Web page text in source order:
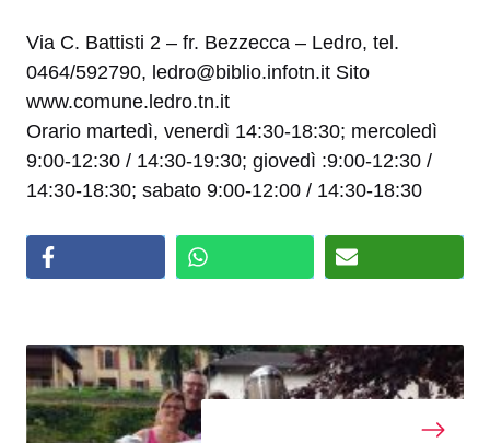
Via C. Battisti 2 – fr. Bezzecca – Ledro, tel.
0464/592790, ledro@biblio.infotn.it Sito
www.comune.ledro.tn.it
Orario martedì, venerdì 14:30-18:30; mercoledì
9:00-12:30 / 14:30-19:30; giovedì :9:00-12:30 /
14:30-18:30; sabato 9:00-12:00 / 14:30-18:30